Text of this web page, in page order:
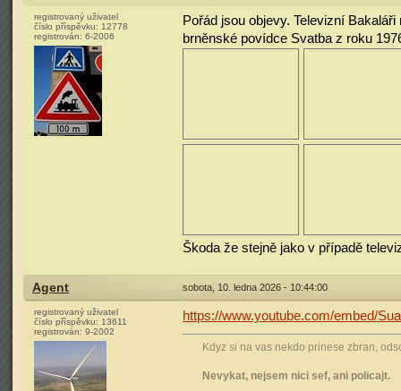
registrovaný uživatel
číslo příspěvku: 12778
registrován: 6-2006
Pořád jsou objevy. Televizní
brněnské povídce Svatba z roku
Škoda že stejně jako v případě
Agent sobota, 10. ledna 2026 - 10:44:00
registrovaný uživatel
číslo příspěvku: 13611
registrován: 9-2002
https://www.youtube.com/embed/
Kdyz si na vas nekdo prinese zbran,
Nevykat, nejsem nici sef, ani policajt.